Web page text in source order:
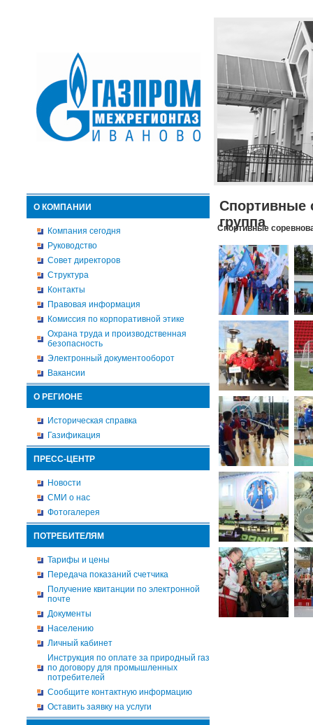
О КОМПАНИИ
Компания сегодня
Руководство
Совет директоров
Структура
Контакты
Правовая информация
Комиссия по корпоративной этике
Охрана труда и производственная
безопасность
Электронный документооборот
Вакансии
О РЕГИОНЕ
Историческая справка
Газификация
ПРЕСС-ЦЕНТР
Новости
СМИ о нас
Фотогалерея
ПОТРЕБИТЕЛЯМ
Тарифы и цены
Передача показаний счетчика
Получение квитанции по электронной
почте
Документы
Населению
Личный кабинет
Инструкция по оплате за природный газ
по договору для промышленных
потребителей
Сообщите контактную информацию
Оставить заявку на услуги
Спортивные
группа
Спортивные